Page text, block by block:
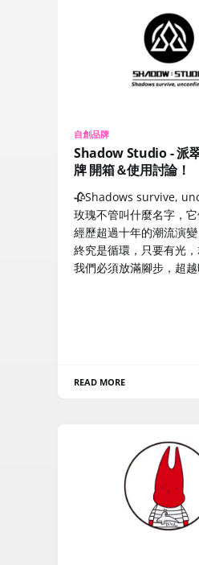
自創品牌
Shadow Studio - 派
牌 開箱＆使用討論！
🥀Shadows survive,
玫瑰不管叫什麼名字，它
經歷超過十年的潮流演變
終究是循環，只要有光，
我們必須放滿腳步，超越
READ MORE